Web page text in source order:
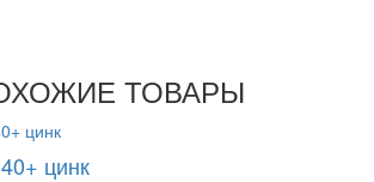
ТОВАРЫ
цинк